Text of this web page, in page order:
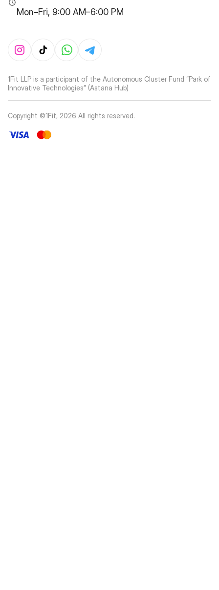
Mon–Fri, 9:00 AM–6:00 PM
1Fit LLP is a participant of the Autonomous Cluster Fund “Park of
Innovative Technologies” (Astana Hub)
Copyright ©1Fit, 2026 All rights reserved.